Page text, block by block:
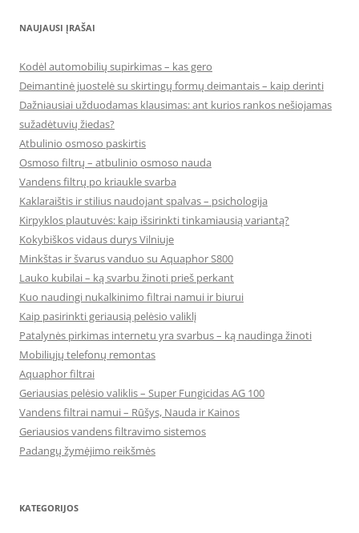
NAUJAUSI ĮRAŠAI
Kodėl automobilių supirkimas – kas gero
Deimantinė juostelė su skirtingų formų deimantais – kaip derinti
Dažniausiai užduodamas klausimas: ant kurios rankos nešiojamas
sužadėtuvių žiedas?
Atbulinio osmoso paskirtis
Osmoso filtrų – atbulinio osmoso nauda
Vandens filtrų po kriaukle svarba
Kaklaraištis ir stilius naudojant spalvas – psichologija
Kirpyklos plautuvės: kaip išsirinkti tinkamiausią variantą?
Kokybiškos vidaus durys Vilniuje
Minkštas ir švarus vanduo su Aquaphor S800
Lauko kubilai – ką svarbu žinoti prieš perkant
Kuo naudingi nukalkinimo filtrai namui ir biurui
Kaip pasirinkti geriausią pelėsio valiklį
Patalynės pirkimas internetu yra svarbus – ką naudinga žinoti
Mobiliųjų telefonų remontas
Aquaphor filtrai
Geriausias pelėsio valiklis – Super Fungicidas AG 100
Vandens filtrai namui – Rūšys, Nauda ir Kainos
Geriausios vandens filtravimo sistemos
Padangų žymėjimo reikšmės
KATEGORIJOS